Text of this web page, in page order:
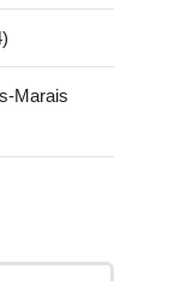
Marais